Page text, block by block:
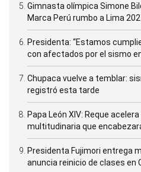
Gimnasta olímpica Simone
Marca Perú rumbo a Lima
Presidenta: “Estamos
con afectados por el sismo
Chupaca vuelve a temblar:
registró esta tarde
Papa León XIV: Reque
multitudinaria que
Presidenta Fujimori entrega
anuncia reinicio de clases en